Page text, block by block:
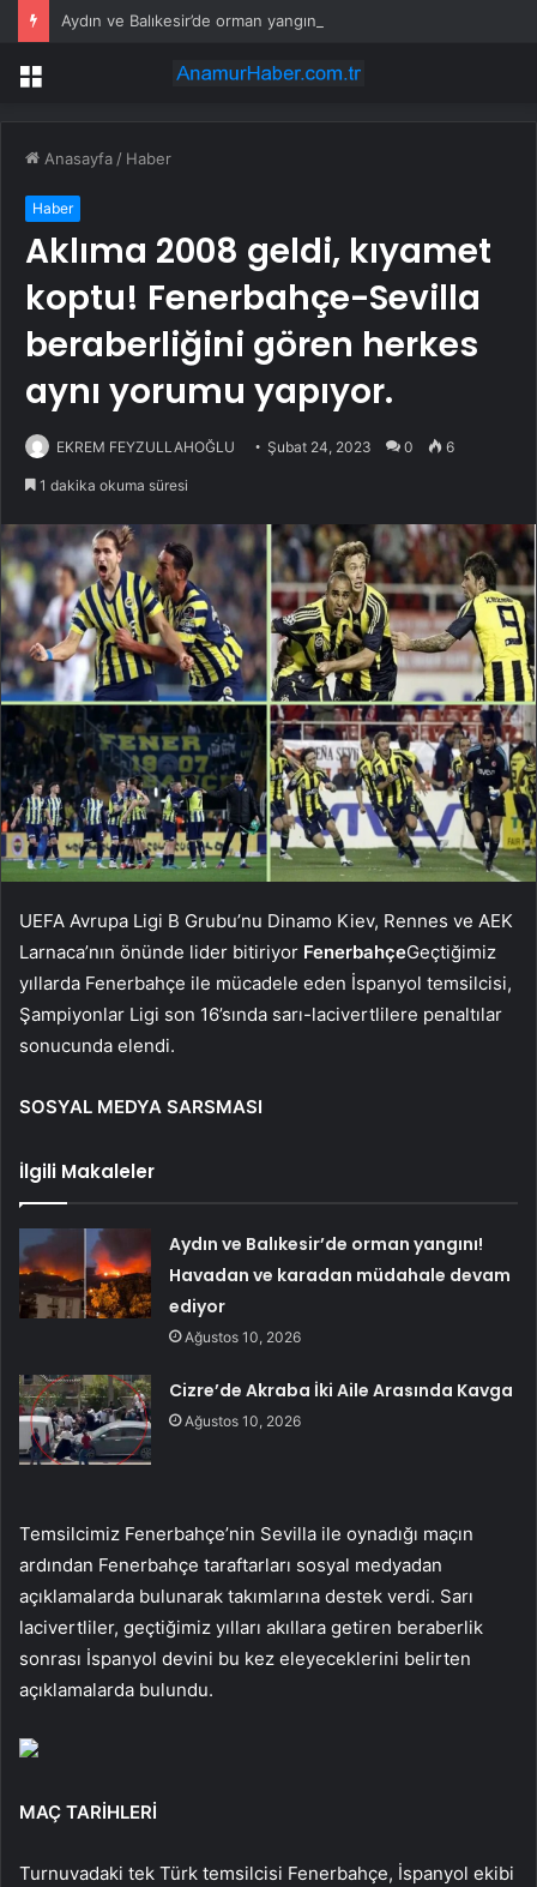
Menü
Anasayfa / Haber
Haber
Aklıma 2008 geldi, kıyamet
koptu! Fenerbahçe-Sevilla
beraberliğini gören herkes
aynı yorumu yapıyor.
EKREM FEYZULLAHOĞLU Şubat 24, 2023 0 6
1 dakika okuma süresi
UEFA Avrupa Ligi B Grubu’nu Dinamo Kiev, Rennes ve AEK
Larnaca’nın önünde lider bitiriyor FenerbahçeGeçtiğimiz
yıllarda Fenerbahçe ile mücadele eden İspanyol temsilcisi,
Şampiyonlar Ligi son 16’sında sarı-lacivertlilere penaltılar
sonucunda elendi.
SOSYAL MEDYA SARSMASI
İlgili Makaleler
Aydın ve Balıkesir’de orman yangını!
Havadan ve karadan müdahale devam
ediyor
Ağustos 10, 2026
Cizre’de Akraba İki Aile Arasında Kavga
Ağustos 10, 2026
Temsilcimiz Fenerbahçe’nin Sevilla ile oynadığı maçın
ardından Fenerbahçe taraftarları sosyal medyadan
açıklamalarda bulunarak takımlarına destek verdi. Sarı
lacivertliler, geçtiğimiz yılları akıllara getiren beraberlik
sonrası İspanyol devini bu kez eleyeceklerini belirten
açıklamalarda bulundu.
MAÇ TARİHLERİ
Turnuvadaki tek Türk temsilcisi Fenerbahçe, İspanyol ekibi